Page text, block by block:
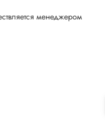
менеджером